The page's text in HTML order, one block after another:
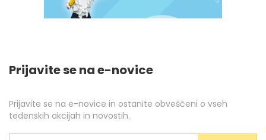
Prijavite se na e-novice
Prijavite se na e-novice in ostanite obveščeni o vseh
tedenskih akcijah in novostih.